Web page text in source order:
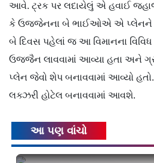
આવે. ટ્રક પર લદાયેલું એ હવાઈ
કે ઉજ્જેનના બે ભાઈઓએ એ પ્લેનને
બે દિવસ પહેલાં જ આ વિમાનના
ઉજ્જૈન લાવવામાં આવ્યા હતા અને
પ્લેન જેવો શેપ બનાવવામાં આવ્યો
લક્ઝરી હોટેલ બનાવવામાં આવશે.
આ પણ વાંચો